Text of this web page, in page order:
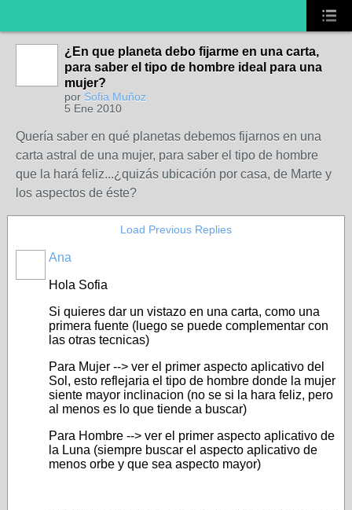
¿En que planeta debo fijarme en una carta,
para saber el tipo de hombre ideal para una
mujer?
por Sofia Muñoz
5 Ene 2010
Quería saber en qué planetas debemos fijarnos en una
carta astral de una mujer, para saber el tipo de hombre
que la hará feliz...¿quizás ubicación por casa, de Marte y
los aspectos de éste?
Load Previous Replies
Ana
Hola Sofia
Si quieres dar un vistazo en una carta, como una
primera fuente (luego se puede complementar con
las otras tecnicas)
Para Mujer --> ver el primer aspecto aplicativo del
Sol, esto reflejaria el tipo de hombre donde la mujer
siente mayor inclinacion (no se si la hara feliz, pero
al menos es lo que tiende a buscar)
Para Hombre --> ver el primer aspecto aplicativo de
la Luna (siempre buscar el aspecto aplicativo de
menos orbe y que sea aspecto mayor)